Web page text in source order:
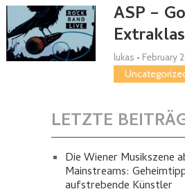
ASP –
lukas • February
LETZTE
Die Wiener Musikszene
Mainstreams:
aufstrebende Künstler